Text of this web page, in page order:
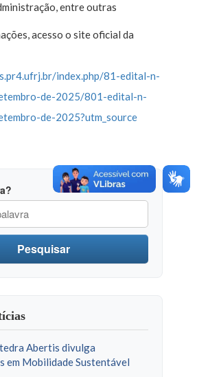
entre outras
acesso o site oficial da
index.php/81-edital-n-
de-2025/801-edital-n-
de-2025?utm_source
Pesquisar
Abertis divulga
em Mobilidade Sustentável